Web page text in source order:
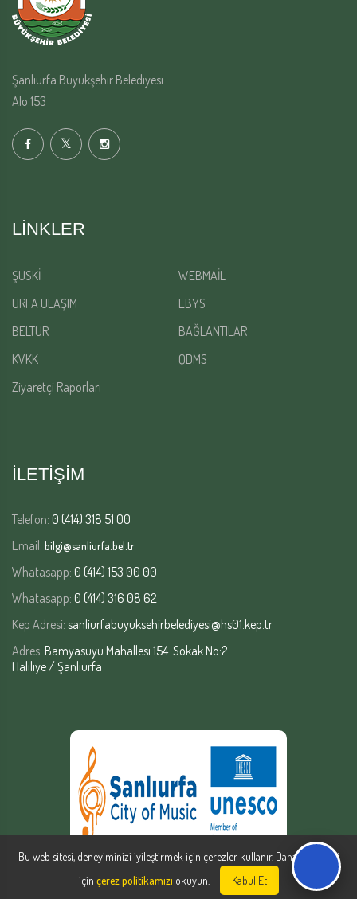
Şanlıurfa Büyükşehir Belediyesi
Alo 153
LINKLER
ŞUSKİ
WEBMAİL
URFA ULAŞIM
EBYS
BELTUR
BAĞLANTILAR
KVKK
QDMS
Ziyaretçi Raporları
İLETİŞİM
Telefon: 0 (414) 318 51 00
Email: bilgi@sanliurfa.bel.tr
Whatasapp: 0 (414) 153 00 00
Whatasapp: 0 (414) 316 08 62
Kep Adresi: sanliurfabuyuksehirbelediyesi@hs01.kep.tr
Adres: Bamyasuyu Mahallesi 154. Sokak No:2
Haliliye / Şanlıurfa
Bu web sitesi, deneyiminizi iyileştirmek için çerezler kullanır. Daha fazla bilgi
için çerez politikamızı okuyun. Kabul Et